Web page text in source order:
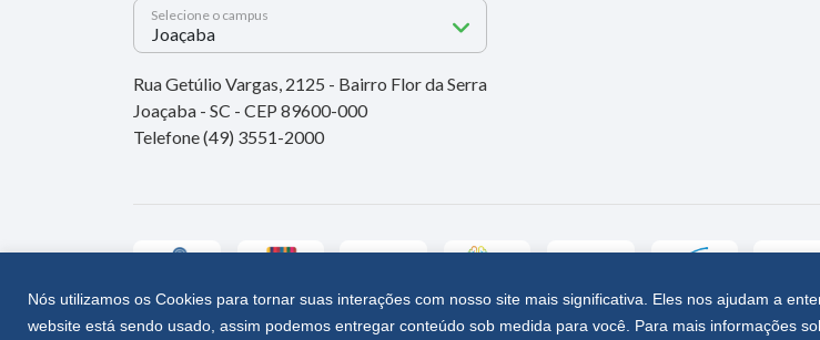
Nós utilizamos os Cookies para tornar suas interações com nosso site mais significativa. Eles nos ajudam a
website está sendo usado, assim podemos entregar conteúdo sob medida para você. Para mais informações
Selecione o campus
Rua Getúlio Vargas, 2125 - Bairro Flor da Serra
Joaçaba - SC - CEP 89600-000
Telefone (49) 3551-2000